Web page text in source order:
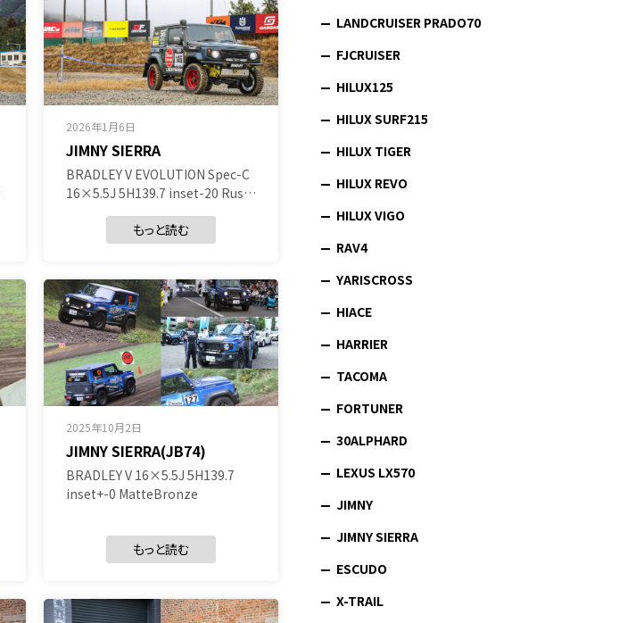
2026年1月6日
JIMNY SIERRA
BRADLEY V EVOLUTION Spec-C
16×5.5J 5H139.7 inset-20 Rus…
もっと読む
2025年10月2日
JIMNY SIERRA(JB74)
BRADLEY V 16×5.5J 5H139.7
inset+-0 MatteBronze
もっと読む
LANDCRUISER PRADO70
FJCRUISER
HILUX125
HILUX SURF215
HILUX TIGER
HILUX REVO
HILUX VIGO
RAV4
YARISCROSS
HIACE
HARRIER
TACOMA
FORTUNER
30ALPHARD
LEXUS LX570
JIMNY
JIMNY SIERRA
ESCUDO
X-TRAIL